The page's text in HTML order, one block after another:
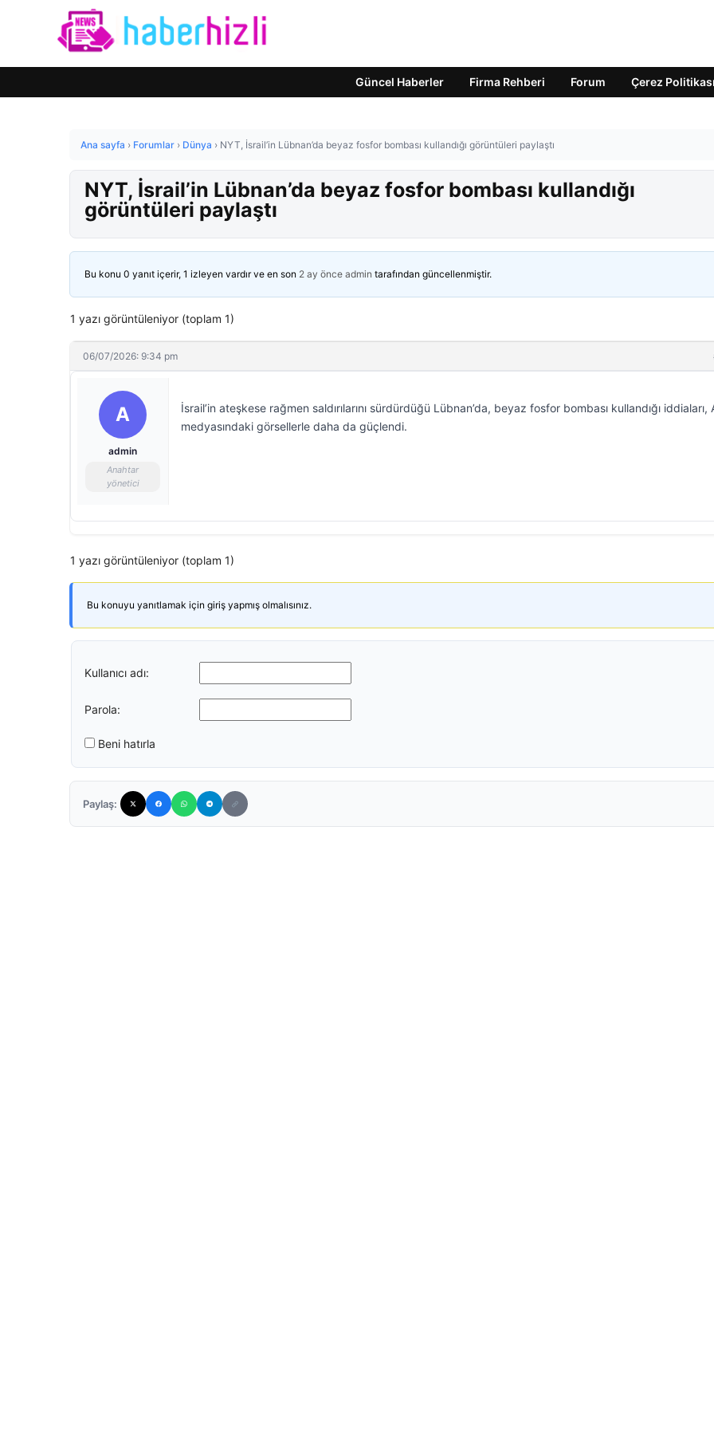
Güncel Haberler Firma Rehberi Forum Çerez Politikası
Ana sayfa › Forumlar › Dünya › NYT, İsrail’in Lübnan’da beyaz fosfor bombası kullandığı görüntüleri paylaştı
NYT, İsrail’in Lübnan’da beyaz fosfor bombası kullandığı
görüntüleri paylaştı
Bu konu 0 yanıt içerir, 1 izleyen vardır ve en son 2 ay önce admin tarafından güncellenmiştir.
1 yazı görüntüleniyor (toplam 1)
06/07/2026: 9:34 pm
A
admin
Anahtar
yönetici
İsrail’in ateşkese rağmen saldırılarını sürdürdüğü Lübnan’da, beyaz fosfor bombası kullandığı iddiaları,
medyasındaki görsellerle daha da güçlendi.
1 yazı görüntüleniyor (toplam 1)
Bu konuyu yanıtlamak için giriş yapmış olmalısınız.
Kullanıcı adı:
Parola:
Beni hatırla
Paylaş: